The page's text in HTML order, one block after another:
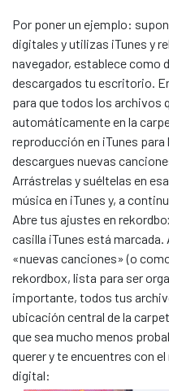
Por poner un ejemplo:
digitales y utilizas iTunes y
navegador, establece como
descargados tu escritorio.
para que todos los archivos
automáticamente en la
reproducción en iTunes para
descargues nuevas
Arrástrelas y suéltelas en
música en iTunes y, a
Abre tus ajustes en
casilla iTunes está
«nuevas canciones» (o
rekordbox, lista para ser
importante, todos tus
ubicación central de la
que sea mucho menos
querer y te encuentres con
digital: